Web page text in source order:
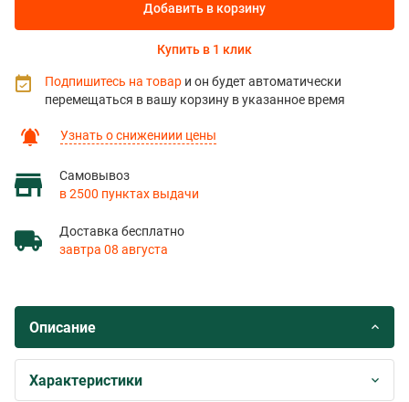
Узнать о снижениии цены
Самовывоз
в 2500 пунктах выдачи
Доставка бесплатно
завтра 08 августа
Добавить в корзину
Купить в 1 клик
Подпишитесь на товар и он будет автоматически
перемещаться в вашу корзину в указанное время
Описание
Характеристики